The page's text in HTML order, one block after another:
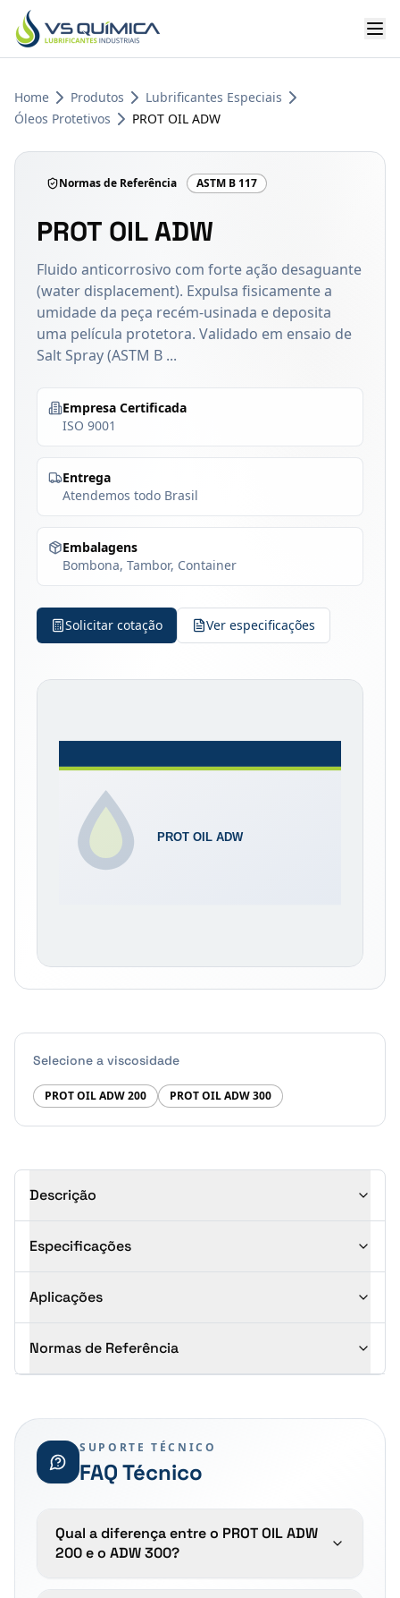
Ir para o conteúdo principal
Home Produtos
Lubrificantes Especiais
Óleos Protetivos
PROT OIL ADW
Normas de Referência ASTM B 117
PROT OIL ADW
Fluido anticorrosivo com forte ação desaguante
(water displacement). Expulsa fisicamente a
umidade da peça recém-usinada e deposita
uma película protetora. Validado em ensaio de
Salt Spray (ASTM B ...
Empresa Certificada
ISO 9001
Entrega
Atendemos todo Brasil
Embalagens
Bombona, Tambor, Container
Solicitar cotação Ver especificações
Selecione a viscosidade
PROT OIL ADW 200 PROT OIL ADW 300
Descrição
Especificações
Aplicações
Normas de Referência
SUPORTE TÉCNICO
FAQ Técnico
Qual a diferença entre o PROT OIL ADW
200 e o ADW 300?